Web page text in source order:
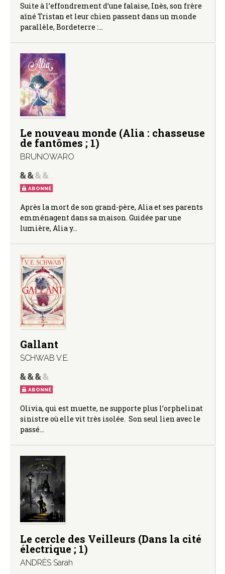
Suite à l’effondrement d’une falaise, Inès, son frère
aîné Tristan et leur chien passent dans un monde
parallèle, Bordeterre :…
Le nouveau monde (Alia : chasseuse
de fantômes ; 1)
BRUNOWARO
ABONNÉ
Après la mort de son grand-père, Alia et ses parents
emménagent dans sa maison. Guidée par une
lumière, Alia y…
Gallant
SCHWAB V.E.
ABONNÉ
Olivia, qui est muette, ne supporte plus l’orphelinat
sinistre où elle vit très isolée. Son seul lien avec le
passé…
Le cercle des Veilleurs (Dans la cité
électrique ; 1)
ANDRÈS Sarah